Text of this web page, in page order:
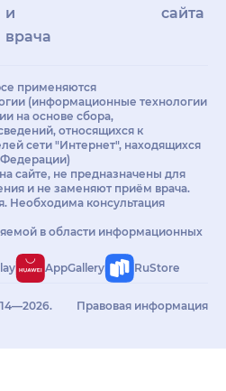
и
врачам
сайта
применяются
(информационные технологии
на основе сбора,
относящихся к
сети "Интернет", находящихся
сайте, не предназначены для
и не заменяют приём врача.
Необходима консультация
в области информационных
AppGallery RuStore
Правовая информация